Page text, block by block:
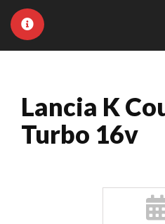
Lancia K
Turbo 16v